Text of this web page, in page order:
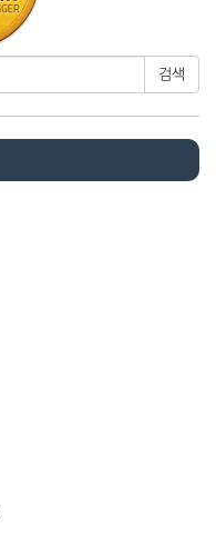
검색